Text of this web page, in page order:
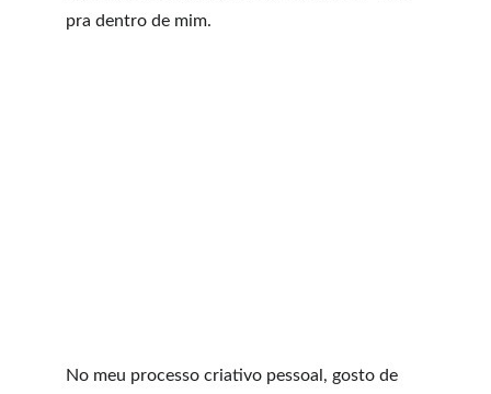
pra dentro de mim.
No meu processo criativo pessoal, gosto de